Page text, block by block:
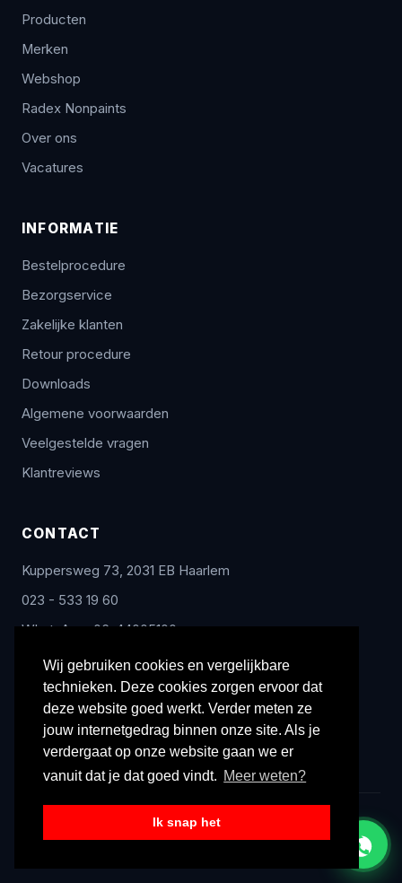
Wij gebruiken cookies en vergelijkbare
technieken. Deze cookies zorgen ervoor dat
deze website goed werkt. Verder meten ze
jouw internetgedrag binnen onze site. Als je
verdergaat op onze website gaan we er
vanuit dat je dat goed vindt. Meer weten?
Ik snap het
Producten
Merken
Webshop
Radex Nonpaints
Over ons
Vacatures
INFORMATIE
Bestelprocedure
Bezorgservice
Zakelijke klanten
Retour procedure
Downloads
Algemene voorwaarden
Veelgestelde vragen
Klantreviews
CONTACT
Kuppersweg 73, 2031 EB Haarlem
023 - 533 19 60
WhatsApp: 06-44005100
info@radex-benelux.nl
Ma – Vrij: 9:00 – 17:00
© 2026 Radex Benelux. Alle rechten voorbehouden.
Privacyverklaring